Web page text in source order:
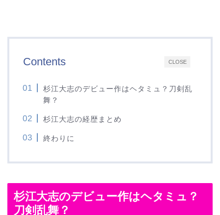
CLOSE
Contents
杉江大志のデビュー作はヘタミュ？刀剣乱
舞？
杉江大志の経歴まとめ
終わりに
杉江大志のデビュー作はヘタミュ？
刀剣乱舞？